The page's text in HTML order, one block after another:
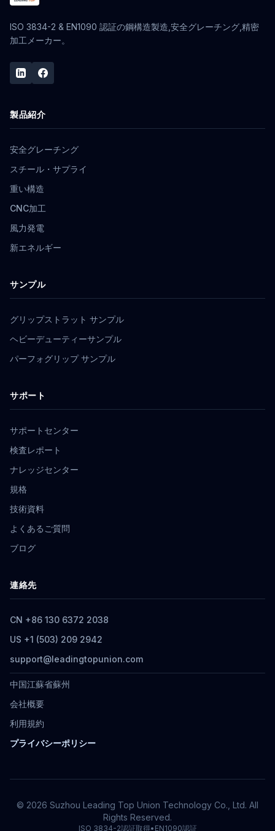
ISO 3834-2 & EN1090 認証の鋼構造製造,安全グレーチング,精密
加工メーカー。
製品紹介
安全グレーチング
スチール・サプライ
重い構造
CNC加工
風力発電
新エネルギー
サンプル
グリップストラット サンプル
ヘビーデューティーサンプル
パーフォグリップ サンプル
サポート
サポートセンター
検査レポート
ナレッジセンター
規格
技術資料
よくあるご質問
ブログ
連絡先
CN +86 130 6372 2038
US +1 (503) 209 2942
support@leadingtopunion.com
中国江蘇省蘇州
会社概要
利用規約
プライバシーポリシー
© 2026 Suzhou Leading Top Union Technology Co., Ltd. All
Rights Reserved.
ISO 3834-2認証取得• EN1090認証